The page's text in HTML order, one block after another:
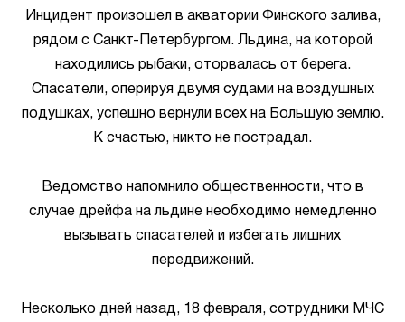
Инцидент произошел в акватории Финского залива,
рядом с Санкт-Петербургом. Льдина, на которой
находились рыбаки, оторвалась от берега.
Спасатели, оперируя двумя судами на воздушных
подушках, успешно вернули всех на Большую землю.
К счастью, никто не пострадал.
Ведомство напомнило общественности, что в
случае дрейфа на льдине необходимо немедленно
вызывать спасателей и избегать лишних
передвижений.
Несколько дней назад, 18 февраля, сотрудники МЧС